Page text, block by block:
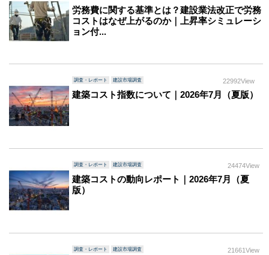
労務費に関する基準とは？建設業法改正で労務
コストはなぜ上がるのか｜上昇率シミュレーシ
ョン付...
調査・レポート 建設市場調査 22992View
建築コスト指数について｜2026年7月（夏版）
調査・レポート 建設市場調査 24474View
建築コストの動向レポート｜2026年7月（夏
版）
調査・レポート 建設市場調査 21661View